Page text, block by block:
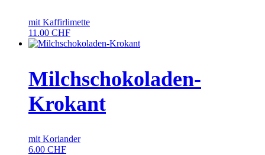
mit Kaffirlimette
11.00 CHF
Milchschokoladen-
Krokant
mit Koriander
6.00 CHF